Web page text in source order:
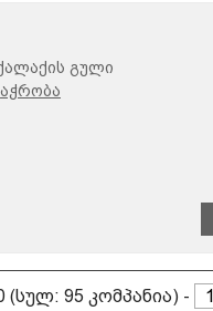
გული
(სულ: 95 კომპანია) -